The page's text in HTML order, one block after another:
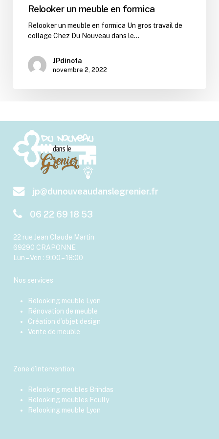
Relooker un meuble en formica
Relooker un meuble en formica Un gros travail de
collage Chez Du Nouveau dans le…
JPdinota
novembre 2, 2022
jp@dunouveaudanslegrenier.fr
06 22 69 18 53
22 rue Jean Claude Martin
69290 CRAPONNE
Lun – Ven : 9:00 – 18:00
Nos services
Relooking meuble Lyon
Rénovation de meuble
Création d’objet design
Vente de meuble
Zone d’intervention
Relooking meubles Brindas
Relooking meubles Ecully
Relooking meuble Lyon